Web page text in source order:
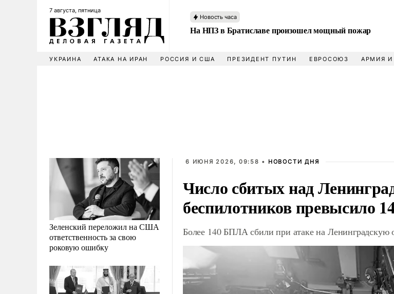
7 августа, пятница
Новость часа
На НПЗ в Братиславе произошел мощный пожар
УКРАИНА АТАКА НА ИРАН РОССИЯ И США ПРЕЗИДЕНТ ПУТИН ЕВРОСОЮЗ АРМИЯ
Зеленский переложил на США
ответственность за свою
роковую ошибку
6 ИЮНЯ 2026, 09:58 • НОВОСТИ ДНЯ
Число сбитых над
беспилотников превысило
Более 140 БПЛА сбили при атаке на Ленинградскую